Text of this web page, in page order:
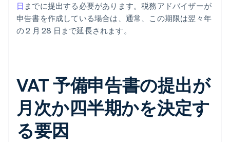
日 までに提出する必要があります。税務アドバイザーが
申告書を作成している場合は、通常、この期限は翌々年
の 2 月 28 日まで延長されます。
VAT 予備申告書の提出が
月次か四半期かを決定す
る要因